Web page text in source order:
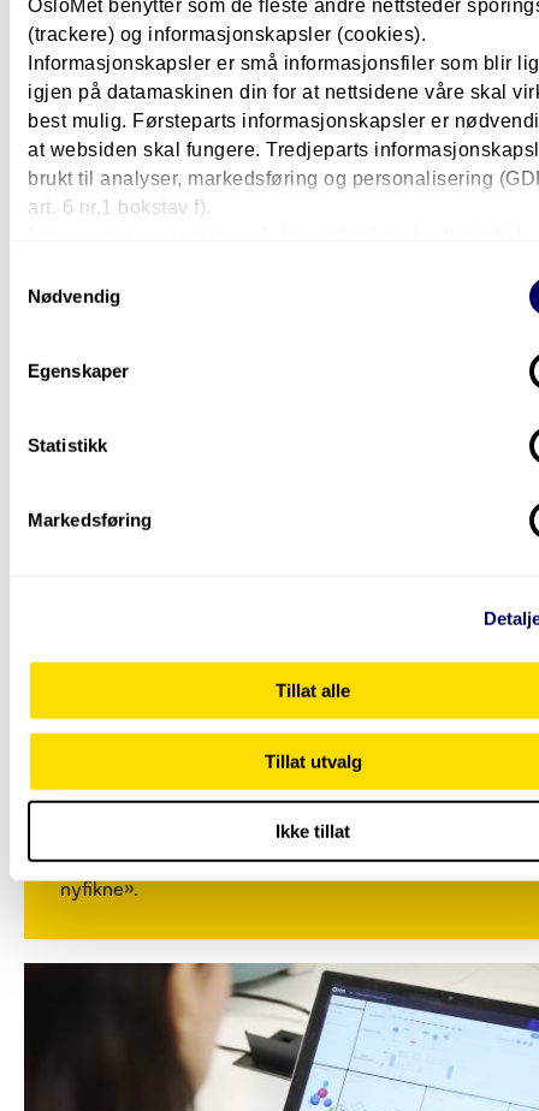
OsloMet benytter som de fleste andre nettsteder
(trackere) og informasjonskapsler (cookies).
Informasjonskapsler er små informasjonsfiler som blir
igjen på datamaskinen din for at nettsidene våre skal
best mulig. Førsteparts informasjonskapsler er
at websiden skal fungere. Tredjeparts
brukt til analyser, markedsføring og personalisering
art. 6 nr.1 bokstav f).
Nødvendig
Egenskaper
Statistikk
Markedsføring
Tillat alle
Tillat utvalg
Ikke tillat
ryktet om at realfag er "for vanskelig".
– Realfaglig forståelse er et veldig viktig verktøy for
forstå verden og samfunnet, avslutter hun.
Studenthistorier
Kvanteverda-emne snur opp ned på
Martin og Gunn Heidi håpar fleire får auga opp for
kvantefysikken. Dei er begge studentar på
vidareutdanninga «Introduksjon til kvanteverda for
nyfikne».